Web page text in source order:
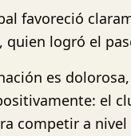
favoreció
logró el
es
el
competir a